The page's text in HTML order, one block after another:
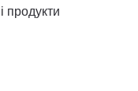
продукти